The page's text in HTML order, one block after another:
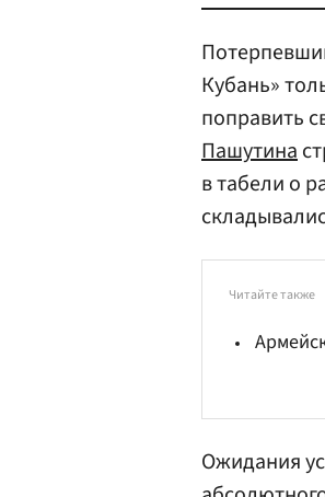
Кубань»
поправить
Пашутина
в табели о
Читайте также
Ожидания